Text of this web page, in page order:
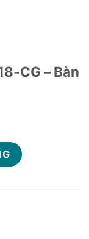
CG – Bàn
giá tốt số lượng